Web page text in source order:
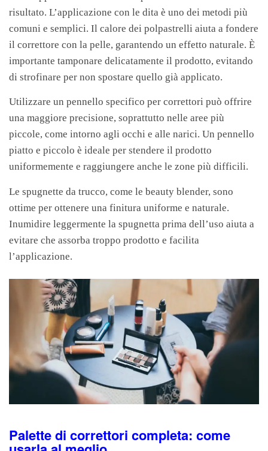
risultato. L’applicazione con le dita è uno dei metodi più
comuni e semplici. Il calore dei polpastrelli aiuta a fondere
il correttore con la pelle, garantendo un effetto naturale. È
importante tamponare delicatamente il prodotto, evitando
di strofinare per non spostare quello già applicato.
Utilizzare un pennello specifico per correttori può offrire
una maggiore precisione, soprattutto nelle aree più
piccole, come intorno agli occhi e alle narici. Un pennello
piatto e piccolo è ideale per stendere il prodotto
uniformemente e raggiungere anche le zone più difficili.
Le spugnette da trucco, come le beauty blender, sono
ottime per ottenere una finitura uniforme e naturale.
Inumidire leggermente la spugnetta prima dell’uso aiuta a
evitare che assorba troppo prodotto e facilita
l’applicazione.
Palette di correttori completa: come